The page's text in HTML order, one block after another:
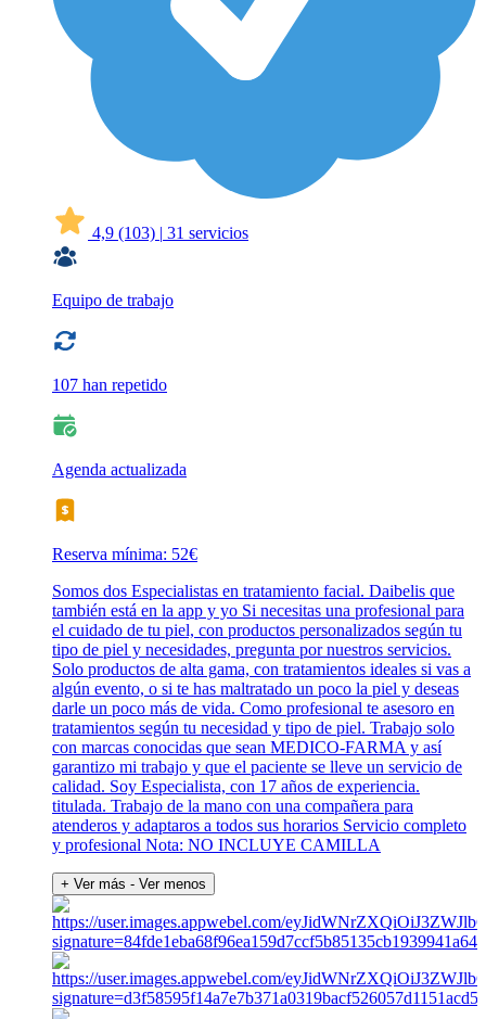
4,9 (103) | 31 servicios
Equipo de trabajo
107 han repetido
Agenda actualizada
Reserva mínima: 52€
Somos dos Especialistas en tratamiento facial. Daibelis que
también está en la app y yo Si necesitas una profesional para
el cuidado de tu piel, con productos personalizados según tu
tipo de piel y necesidades, pregunta por nuestros servicios.
Solo productos de alta gama, con tratamientos ideales si vas a
algún evento, o si te has maltratado un poco la piel y deseas
darle un poco más de vida. Como profesional te asesoro en
tratamientos según tu necesidad y tipo de piel. Trabajo solo
con marcas conocidas que sean MEDICO-FARMA y así
garantizo mi trabajo y que el paciente se lleve un servicio de
calidad. Soy Especialista, con 17 años de experiencia.
titulada. Trabajo de la mano con una compañera para
atenderos y adaptaros a todos sus horarios Servicio completo
y profesional Nota: NO INCLUYE CAMILLA
+ Ver más - Ver menos